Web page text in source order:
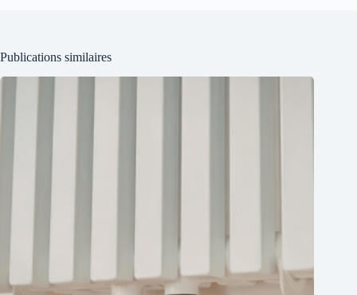
Publications similaires